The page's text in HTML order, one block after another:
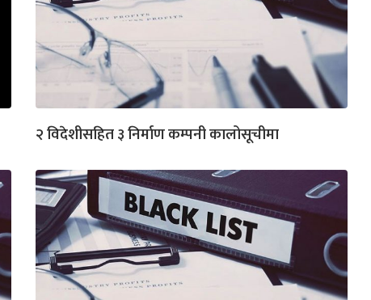
२ विदेशीसहित ३ निर्माण कम्पनी कालोसूचीमा